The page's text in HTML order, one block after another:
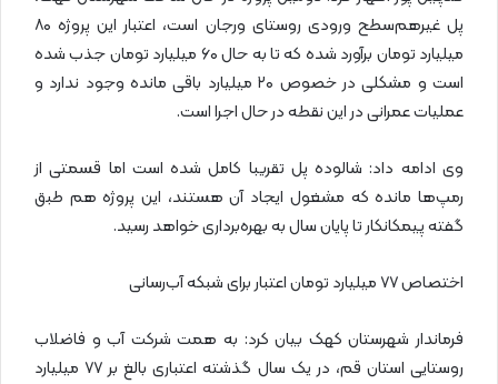
پل غیرهم‌سطح ورودی روستای ورجان است، اعتبار این پروژه ۸۰
میلیارد تومان برآورد شده که تا به حال ۶۰ میلیارد تومان جذب شده
است و مشکلی در خصوص ۲۰ میلیارد باقی مانده وجود ندارد و
عملیات عمرانی در این نقطه در حال اجرا است.
وی ادامه داد: شالوده پل تقریبا کامل شده است اما قسمتی از
رمپ‌ها مانده که مشغول ایجاد آن هستند، این پروژه هم طبق
گفته پیمکانکار تا پایان سال به بهره‌برداری خواهد رسید.
اختصاص ۷۷ میلیارد تومان اعتبار برای شبکه آب‌رسانی
فرماندار شهرستان کهک بیان کرد: به همت شرکت آب و فاضلاب
روستایی استان قم، در یک سال گذشته اعتباری بالغ بر ۷۷ میلیارد